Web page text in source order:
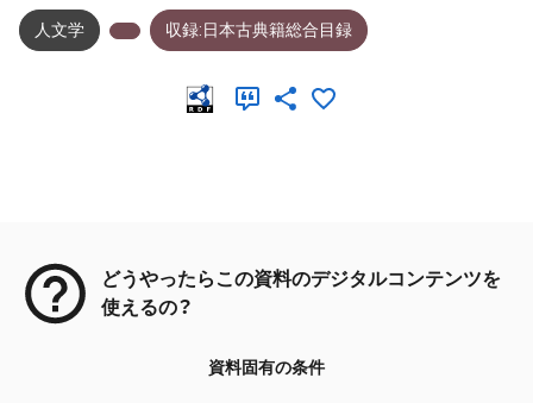
人文学 収録:日本古典籍総合目録
どうやったらこの資料のデジタルコンテンツを
使えるの？
資料固有の条件